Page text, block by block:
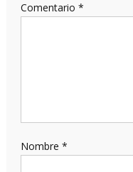
Comentario *
Nombre *